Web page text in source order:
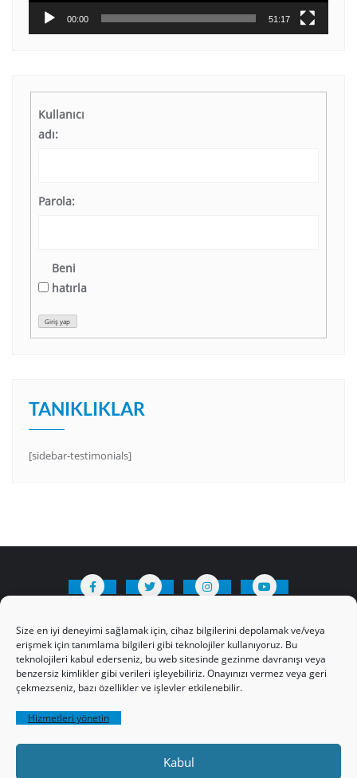
Size en iyi deneyimi sağlamak için, cihaz bilgilerini depolamak ve/veya
erişmek için tanımlama bilgileri gibi teknolojiler kullanıyoruz. Bu
teknolojileri kabul ederseniz, bu web sitesinde gezinme davranışı veya
benzersiz kimlikler gibi verileri işleyebiliriz. Onayınızı vermez veya geri
çekmezseniz, bazı özellikler ve işlevler etkilenebilir.
Hizmetleri yönetin
Kabul
00:00 51:17
Kullanıcı
adı:
Parola:
Beni
hatırla
Giriş yap
TANIKLIKLAR
[sidebar-testimonials]
Gizlilik Politikamız
İncil’den Dersler
Makaleler
Online Kutsal Kitap
Video Öğrencilik Dersleri
Ahuva Hizmetleri YouTube Sayfası
Üye Girişi
Kayıt
Register
Paltalk Sohbet Odası